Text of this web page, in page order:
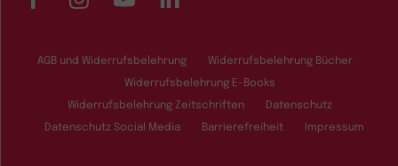
AGB und Widerrufsbelehrung Widerrufsbelehrung Bücher
Widerrufsbelehrung E-Books
Widerrufsbelehrung Zeitschriften Datenschutz
Datenschutz Social Media Barrierefreiheit Impressum